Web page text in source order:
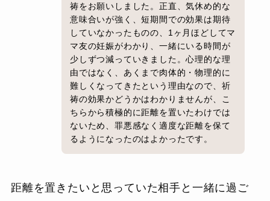
祷をお願いしました。正直、気休め的な
意味合いが強く、短期間での効果は期待
していなかったものの、1ヶ月ほどしてマ
マ友の妊娠がわかり、一緒にいる時間が
少しずつ減っていきました。心理的な理
由ではなく、あくまで肉体的・物理的に
難しくなってきたという理由なので、祈
祷の効果かどうかはわかりませんが、こ
ちらから積極的に距離を置いたわけでは
ないため、罪悪感なく適度な距離を保て
るようになったのはよかったです。
距離を置きたいと思っていた相手と一緒に過ご